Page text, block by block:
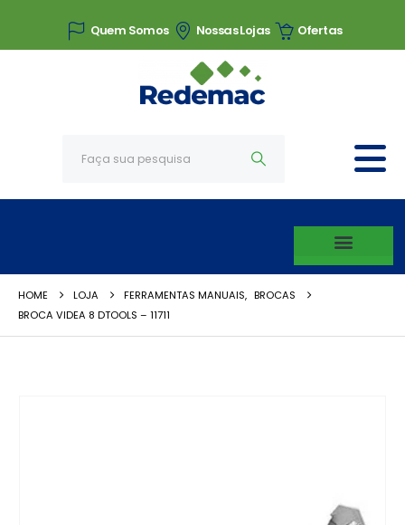
Quem Somos Nossas Lojas Ofertas
HOME LOJA FERRAMENTAS MANUAIS, BROCAS
BROCA VIDEA 8 DTOOLS – 11711